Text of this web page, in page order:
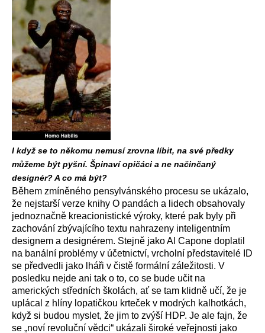
I když se to někomu nemusí zrovna líbit, na své předky
můžeme být pyšní. Špinaví opičáci a ne načinčaný
designér? A co má být?
Během zmíněného pensylvánského procesu se ukázalo,
že nejstarší verze knihy O pandách a lidech obsahovaly
jednoznačně kreacionistické výroky, které pak byly při
zachování zbývajícího textu nahrazeny inteligentním
designem a designérem. Stejně jako Al Capone doplatil
na banální problémy v účetnictví, vrcholní představitelé ID
se předvedli jako lháři v čistě formální záležitosti. V
posledku nejde ani tak o to, co se bude učit na
amerických středních školách, ať se tam klidně učí, že je
uplácal z hlíny lopatičkou krteček v modrých kalhotkách,
když si budou myslet, že jim to zvýší HDP. Je ale fajn, že
se „noví revoluční vědci“ ukázali široké veřejnosti jako